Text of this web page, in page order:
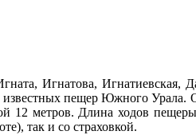
Игнатова,
известных пещер Южного
12 метров. Длина ходов
так и со страховкой.